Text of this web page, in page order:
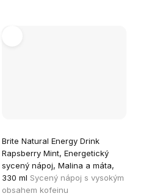
Brite Natural Energy Drink
Rapsberry Mint, Energetický
sycený nápoj, Malina a máta,
330 ml Sycený nápoj s vysokým
obsahem kofeinu